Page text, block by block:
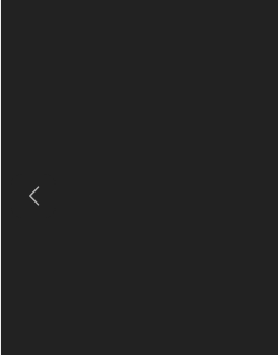
Previous